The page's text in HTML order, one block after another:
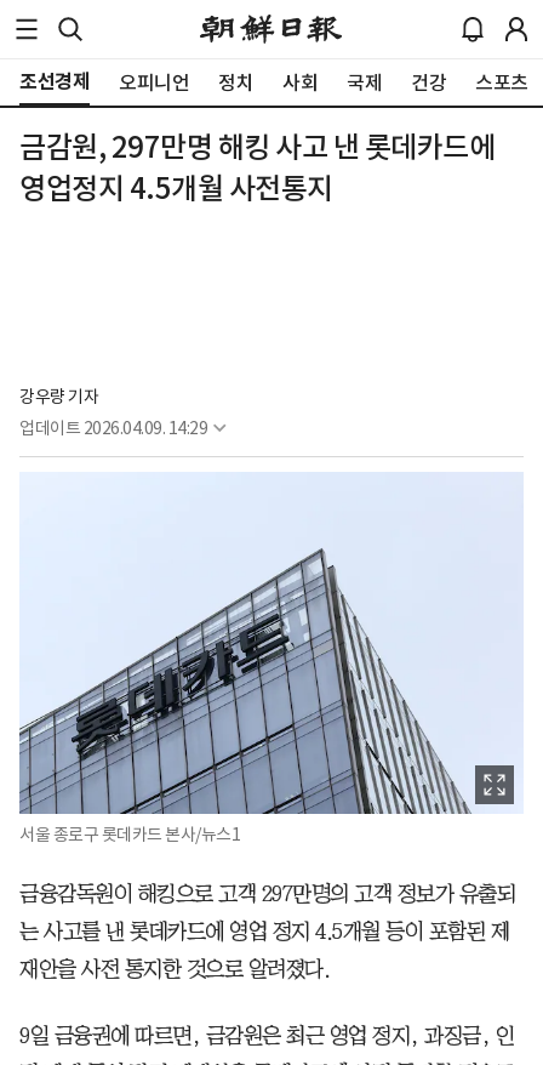
조선경제 오피니언 정치 사회 국제 건강 스포츠
금감원, 297만명 해킹 사고 낸 롯데카드에
영업정지 4.5개월 사전통지
강우량 기자
업데이트 2026.04.09. 14:29
서울 종로구 롯데카드 본사/뉴스1
금융감독원이 해킹으로 고객 297만명의 고객 정보가 유출되
는 사고를 낸 롯데카드에 영업 정지 4.5개월 등이 포함된 제
재안을 사전 통지한 것으로 알려졌다.
9일 금융권에 따르면, 금감원은 최근 영업 정지, 과징금, 인